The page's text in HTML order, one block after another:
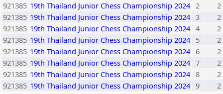
921385 19th Thailand Junior Chess Championship 2024 2
2
921385 19th Thailand Junior Chess Championship 2024 3
2
921385 19th Thailand Junior Chess Championship 2024 4
2
921385 19th Thailand Junior Chess Championship 2024 5
2
921385 19th Thailand Junior Chess Championship 2024 6
2
921385 19th Thailand Junior Chess Championship 2024 7
2
921385 19th Thailand Junior Chess Championship 2024 8
2
921385 19th Thailand Junior Chess Championship 2024 9
2